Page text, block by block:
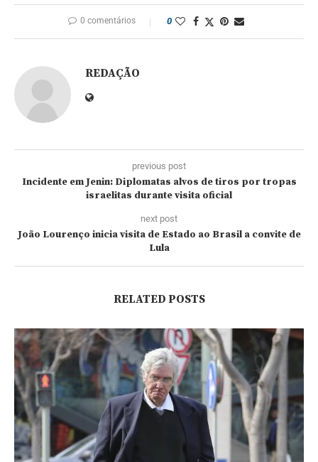
0 comentários 0
REDAÇÃO
previous post
Incidente em Jenin: Diplomatas alvos de tiros por tropas
israelitas durante visita oficial
next post
João Lourenço inicia visita de Estado ao Brasil a convite de
Lula
RELATED POSTS